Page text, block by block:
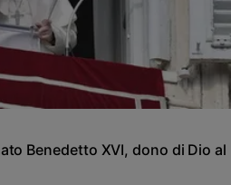
Benedetto XVI, dono di Dio al